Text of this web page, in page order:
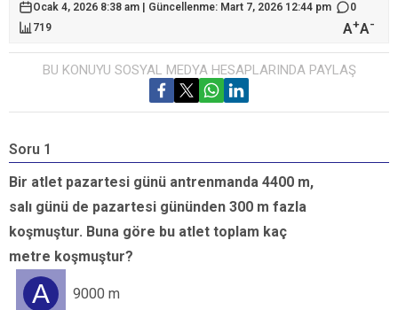
Ocak 4, 2026 8:38 am | Güncellenme: Mart 7, 2026 12:44 pm
0
719
A+A-
BU KONUYU SOSYAL MEDYA HESAPLARINDA PAYLAŞ
Soru 1
Bir atlet pazartesi günü antrenmanda 4400 m,
salı günü de pazartesi gününden 300 m fazla
koşmuştur. Buna göre bu atlet toplam kaç
metre koşmuştur?
A 9000 m